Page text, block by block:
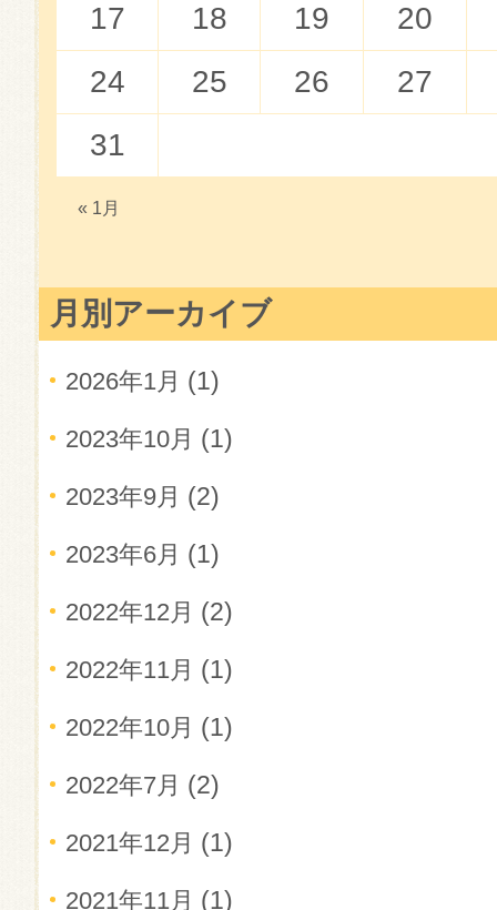
17
18 19
20
24
25 26
27
31
« 1月
月別アーカイブ
2026年1月 (1)
2023年10月 (1)
2023年9月 (2)
2023年6月 (1)
2022年12月 (2)
2022年11月 (1)
2022年10月 (1)
2022年7月 (2)
2021年12月 (1)
2021年11月 (1)